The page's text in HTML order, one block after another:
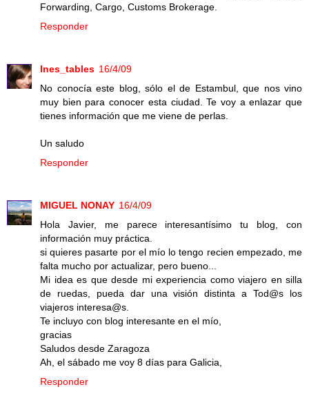
Forwarding, Cargo, Customs Brokerage.
Responder
Ines_tables 16/4/09
No conocía este blog, sólo el de Estambul, que nos vino
muy bien para conocer esta ciudad. Te voy a enlazar que
tienes información que me viene de perlas.
Un saludo
Responder
MIGUEL NONAY 16/4/09
Hola Javier, me parece interesantísimo tu blog, con
información muy práctica.
si quieres pasarte por el mío lo tengo recien empezado, me
falta mucho por actualizar, pero bueno...
Mi idea es que desde mi experiencia como viajero en silla
de ruedas, pueda dar una visión distinta a Tod@s los
viajeros interesa@s.
Te incluyo con blog interesante en el mío,
gracias
Saludos desde Zaragoza
Ah, el sábado me voy 8 días para Galicia,
Responder